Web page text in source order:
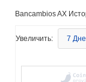
Bancambios AX
Увеличить: 7